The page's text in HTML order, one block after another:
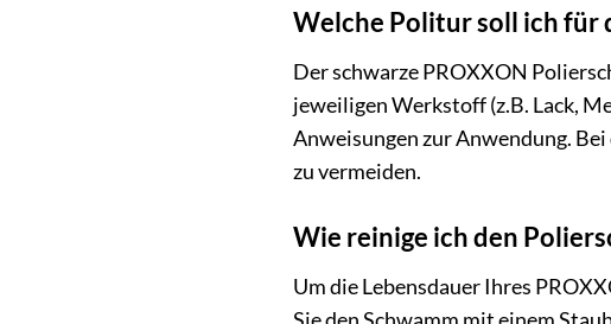
Welche Politur soll ich für
Der schwarze PROXXON
jeweiligen Werkstoff (z.B. Lack,
Anweisungen zur Anwendung.
zu vermeiden.
Wie reinige ich den
Um die Lebensdauer Ihres